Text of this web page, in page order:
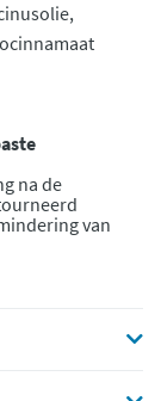
na de
van